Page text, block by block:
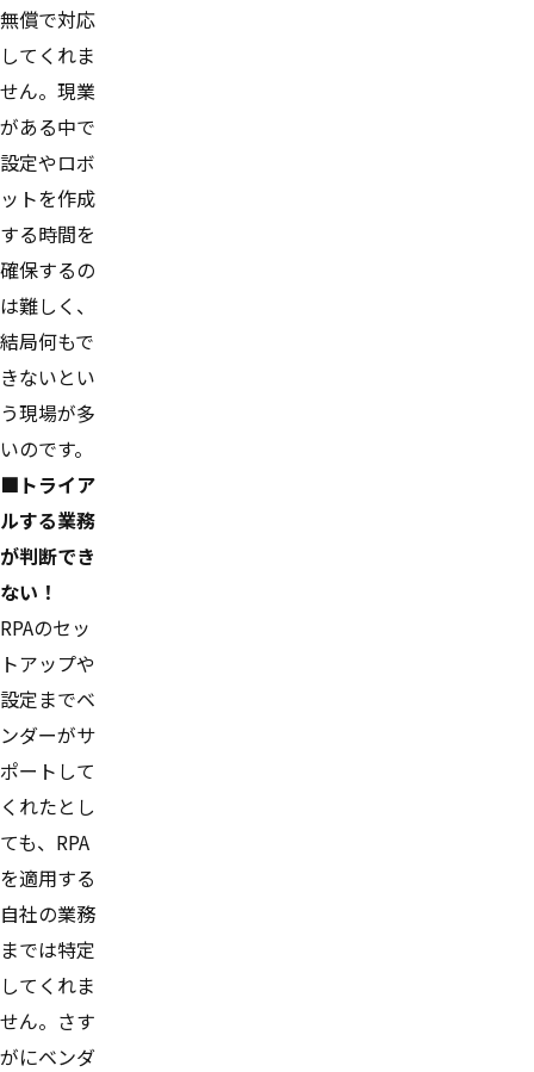
無償で対応
してくれま
せん。現業
がある中で
設定やロボ
ットを作成
する時間を
確保するの
は難しく、
結局何もで
きないとい
う現場が多
いのです。
■トライア
ルする業務
が判断でき
ない！
RPAのセッ
トアップや
設定までベ
ンダーがサ
ポートして
くれたとし
ても、RPA
を適用する
自社の業務
までは特定
してくれま
せん。さす
がにベンダ